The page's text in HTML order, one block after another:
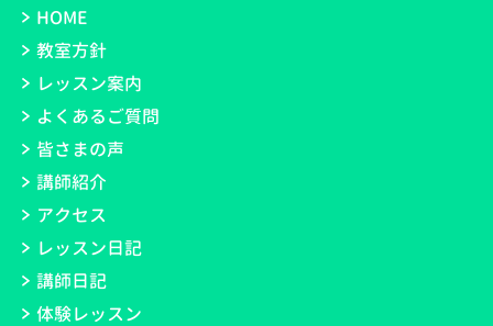
HOME
教室方針
レッスン案内
よくあるご質問
皆さまの声
講師紹介
アクセス
レッスン日記
講師日記
体験レッスン